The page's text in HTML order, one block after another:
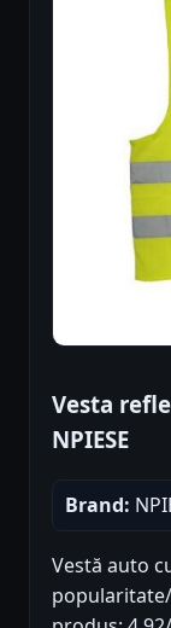
Vesta
NPIESE
Brand:
Vestă auto